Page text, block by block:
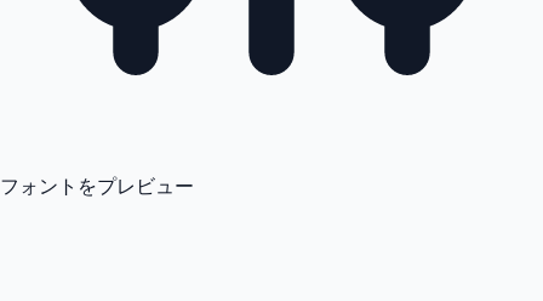
フォントをプレビュー